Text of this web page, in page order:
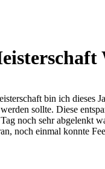
bin ich dieses
sollte. Diese
noch sehr abgelenkt
noch einmal konnte